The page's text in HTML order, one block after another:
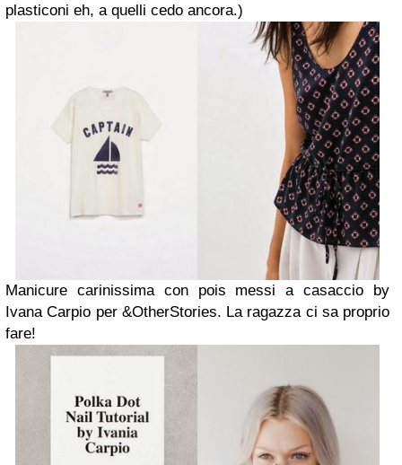
plasticoni eh, a quelli cedo ancora.)
Manicure carinissima con pois messi a casaccio by
Ivana Carpio per &OtherStories. La ragazza ci sa proprio
fare!